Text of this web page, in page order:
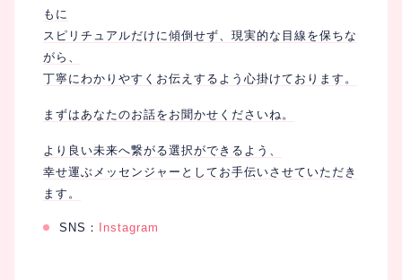
もに
スピリチュアルだけに傾倒せず、現実的な目線を保ちな
がら、
丁寧にわかりやすくお伝えするよう心掛けております。
まずはあなたのお話をお聞かせくださいね。
より良い未来へ繋がる選択ができるよう、
幸せ運ぶメッセンジャーとしてお手伝いさせていただき
ます。
SNS： Instagram